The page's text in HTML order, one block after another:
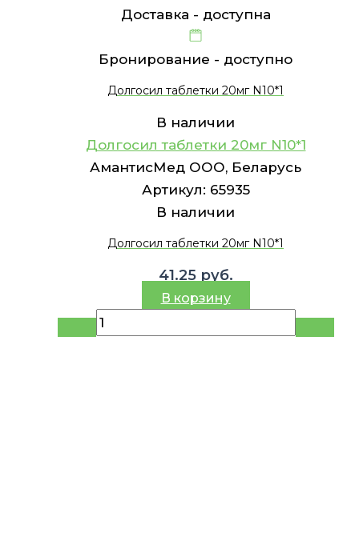
Доставка - доступна
Бронирование - доступно
Долгосил таблетки 20мг N10*1
В наличии
Долгосил таблетки 20мг N10*1
АмантисМед ООО, Беларусь
Артикул: 65935
В наличии
Долгосил таблетки 20мг N10*1
41.25 руб.
В корзину